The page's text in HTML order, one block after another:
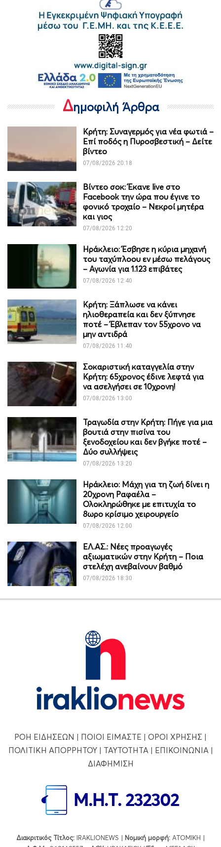
Δημοφιλή Άρθρα
Κρήτη: Συναγερμός για νέα φωτιά –
Επί ποδός η Πυροσβεστική – Δείτε
βίντεο
07/08/2026 20:18
Βίντεο σοκ: Έκανε live στο
Facebook την ώρα που έγινε το
φονικό τροχαίο – Νεκροί μητέρα
και γιος
07/08/2026 12:20
Ηράκλειο: Έσβησε η κύρια μηχανή
του ταχύπλοου εν μέσω πελάγους
– Αγωνία για 1.123 επιβάτες
07/08/2026 12:40
Κρήτη: Ξάπλωσε να κάνει
ηλιοθεραπεία και δεν ξύπνησε
ποτέ – Έβλεπαν τον 55χρονο να
μην αντιδρά
07/08/2026 11:40
Σοκαριστική καταγγελία στην
Κρήτη: 65χρονος έδινε λεφτά για
να ασελγήσει σε 10χρονη!
07/08/2026 13:00
Τραγωδία στην Κρήτη: Πήγε για μια
βουτιά στην πισίνα του
ξενοδοχείου και δεν βγήκε ποτέ –
Δύο συλλήψεις
07/08/2026 13:20
Ηράκλειο: Μάχη για τη ζωή δίνει η
20χρονη Ραφαέλα –
Ολοκληρώθηκε με επιτυχία το
8ωρο κρίσιμο χειρουργείο
07/08/2026 12:00
ΕΛ.ΑΣ.: Νέες προαγωγές
αξιωματικών στην Κρήτη – Ποια
στελέχη ανεβαίνουν βαθμό
07/08/2026 18:30
ΡΟΗ ΕΙΔΗΣΕΩΝ | ΠΟΙΟΙ ΕΙΜΑΣΤΕ | ΟΡΟΙ ΧΡΗΣΗΣ |
ΠΟΛΙΤΙΚΗ ΑΠΟΡΡΗΤΟΥ| ΤΑΥΤΟΤΗΤΑ | ΕΠΙΚΟΙΝΩΝΙΑ |
ΔΙΑΦΗΜΙΣΗ
Διακριτικός Τίτλος: IRAKLIONEWS | Νομική μορφή: ΑΤΟΜΙΚΗ |